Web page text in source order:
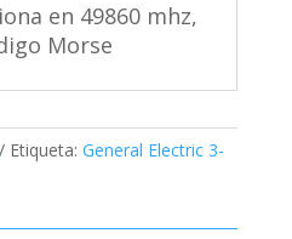
en 49860 mhz,
Morse
Etiqueta: General Electric 3-